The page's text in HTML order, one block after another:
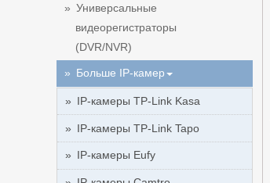
Универсальные
видеорегистраторы
(DVR/NVR)
Больше IP-камер
IP-камеры TP-Link Kasa
IP-камеры TP-Link Tapo
IP-камеры Eufy